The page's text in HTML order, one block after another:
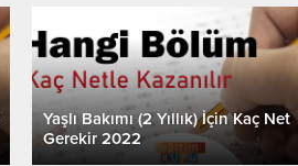
Yaşlı Bakımı (2 Yıllık) İçin Kaç Net
Gerekir 2022